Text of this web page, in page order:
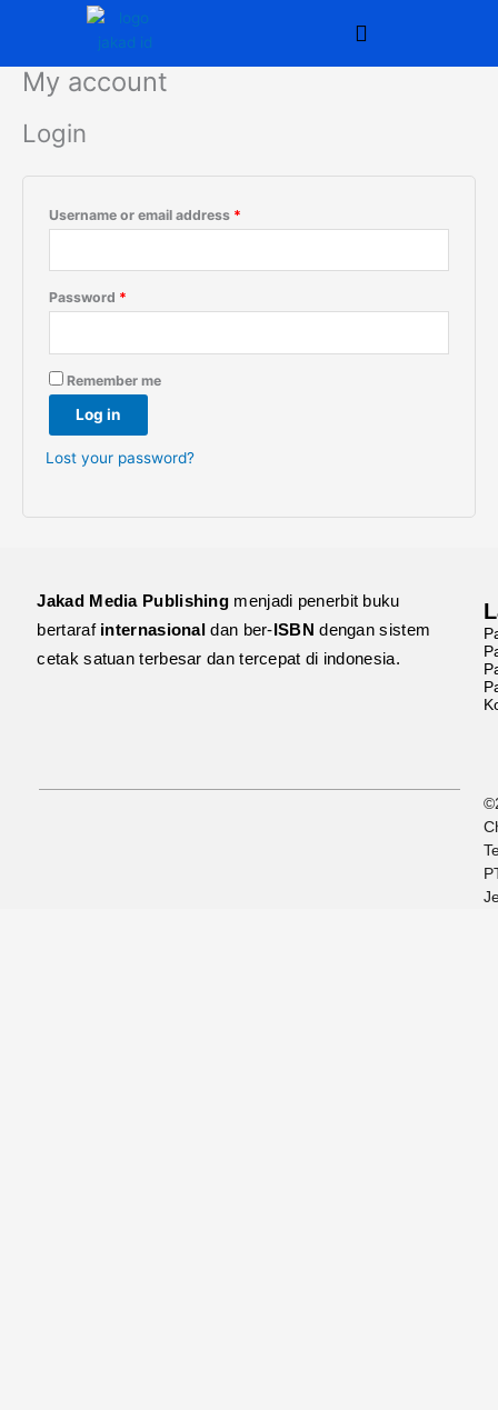
My account
Login
Username or email address *
Password *
Required
Remember me
Log in
Lost your password?
Jakad Media Publishing menjadi penerbit buku
bertaraf internasional dan ber-ISBN dengan sistem
cetak satuan terbesar dan tercepat di indonesia.